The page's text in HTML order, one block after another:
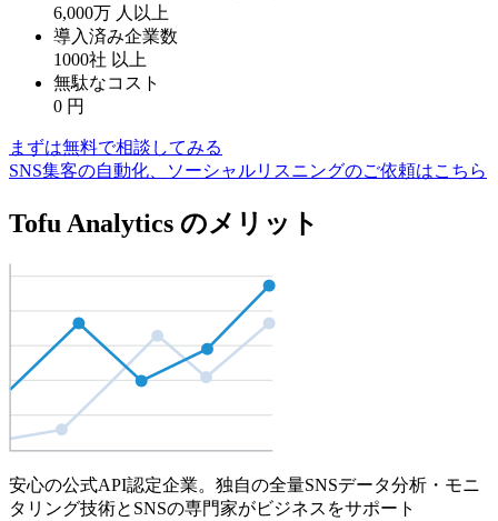
6,000万 人以上
導入済み企業数
1000社 以上
無駄なコスト
0 円
まずは無料で相談してみる
SNS集客の自動化、ソーシャルリスニングのご依頼はこちら
Tofu Analytics のメリット
安心の公式API認定企業。独自の全量SNSデータ分析・モニ
タリング技術とSNSの専門家がビジネスをサポート